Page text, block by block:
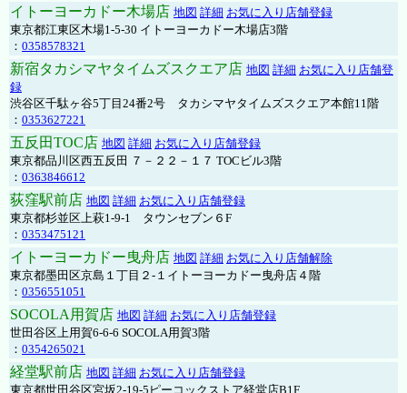
イトーヨーカドー木場店 地図 詳細 お気に入り店舗登録
東京都江東区木場1-5-30 イトーヨーカドー木場店3階
： 0358578321
新宿タカシマヤタイムズスクエア店 地図 詳細 お気に入り店舗登
録
渋谷区千駄ヶ谷5丁目24番2号 タカシマヤタイムズスクエア本館11階
： 0353627221
五反田TOC店 地図 詳細 お気に入り店舗登録
東京都品川区西五反田 ７－２２－１７ TOCビル3階
： 0363846612
荻窪駅前店 地図 詳細 お気に入り店舗登録
東京都杉並区上萩1-9-1 タウンセブン６F
： 0353475121
イトーヨーカドー曳舟店 地図 詳細 お気に入り店舗解除
東京都墨田区京島１丁目２-１イトーヨーカドー曳舟店４階
： 0356551051
SOCOLA用賀店 地図 詳細 お気に入り店舗登録
世田谷区上用賀6-6-6 SOCOLA用賀3階
： 0354265021
経堂駅前店 地図 詳細 お気に入り店舗登録
東京都世田谷区宮坂2-19-5ピーコックストア経堂店B1F